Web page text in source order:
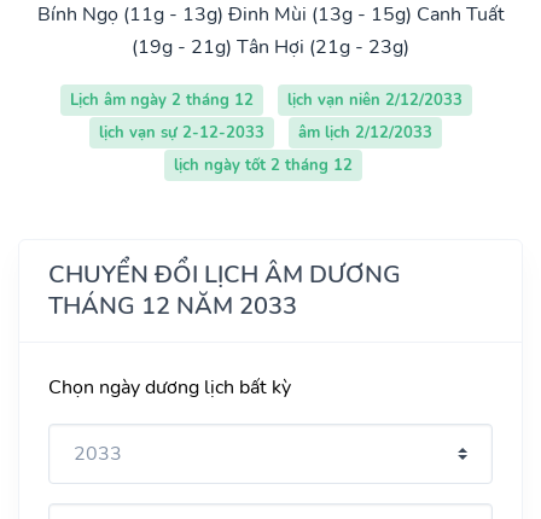
Bính Ngọ (11g - 13g) Đinh Mùi (13g - 15g) Canh Tuất
(19g - 21g) Tân Hợi (21g - 23g)
Lịch âm ngày 2 tháng 12
lịch vạn niên 2/12/2033
lịch vạn sự 2-12-2033
âm lịch 2/12/2033
lịch ngày tốt 2 tháng 12
CHUYỂN ĐỔI LỊCH ÂM DƯƠNG
THÁNG 12 NĂM 2033
Chọn ngày dương lịch bất kỳ